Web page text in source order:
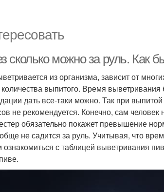
сколько можно за руль. Как
из организма, зависит от
выпитого. Время
дать все-таки можно. Так при
не рекомендуется. Конечно, сам человек
обязательно покажет превышение
не садится за руль. Учитывая, что
с таблицей выветривания